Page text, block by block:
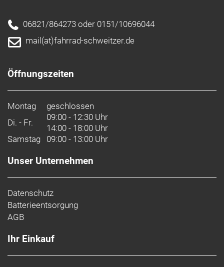
06821/864273 oder 0151/10696044
mail(at)fahrrad-schweitzer.de
Öffnungszeiten
Montag
geschlossen
Di. - Fr.
09:00 - 12:30 Uhr
14:00 - 18:00 Uhr
Samstag 09:00 - 13:00 Uhr
Unser Unternehmen
Datenschutz
Batterieentsorgung
AGB
Ihr Einkauf